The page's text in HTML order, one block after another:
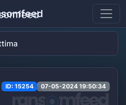
ID: 15254 07-05-2024 19:50:34